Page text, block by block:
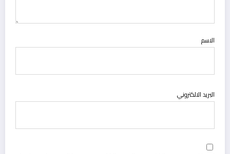
الاسم
البريد الالكتروني